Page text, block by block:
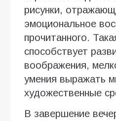
рисунки,
эмоциональное
прочитанного.
способствует
воображения,
умения выражать
художественные
В завершение